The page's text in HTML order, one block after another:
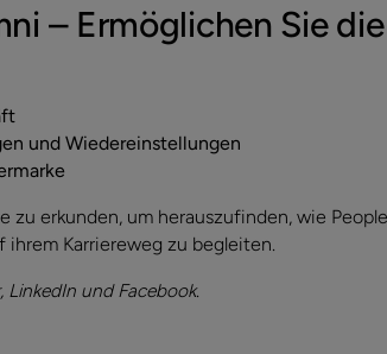
– Ermöglichen Sie
und Wiedereinstellungen
zu erkunden, um herauszufinden, wie
Karriereweg zu begleiten.
LinkedIn und Facebook.